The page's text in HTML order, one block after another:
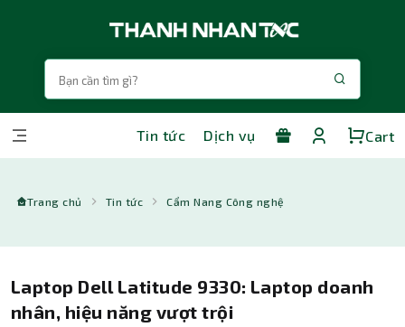
Tin tức Dịch vụ Cart
Trang chủ Tin tức Cẩm Nang Công nghệ
Laptop Dell Latitude 9330: Laptop doanh
nhân, hiệu năng vượt trội